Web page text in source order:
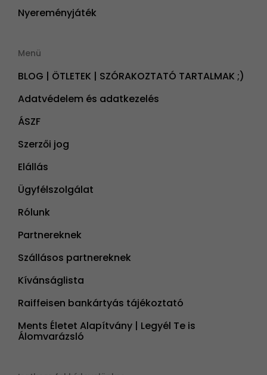
Nyereményjáték
Menü
BLOG | ÖTLETEK | SZÓRAKOZTATÓ TARTALMAK ;)
Adatvédelem és adatkezelés
ÁSZF
Szerzői jog
Elállás
Ügyfélszolgálat
Rólunk
Partnereknek
Szállásos partnereknek
Kívánságlista
Raiffeisen bankártyás tájékoztató
Ments Életet Alapítvány | Legyél Te is
Álomvarázsló